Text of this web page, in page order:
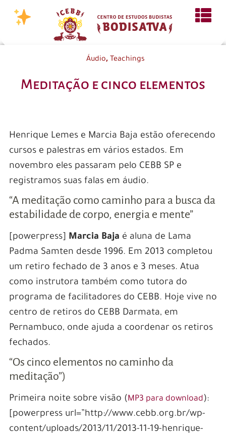
Áudio, Teachings
Meditação e cinco elementos
Henrique Lemes e Marcia Baja estão oferecendo
cursos e palestras em vários estados. Em
novembro eles passaram pelo CEBB SP e
registramos suas falas em áudio.
“A meditação como caminho para a busca da
estabilidade de corpo, energia e mente”
[powerpress] Marcia Baja é aluna de Lama
Padma Samten desde 1996. Em 2013 completou
um retiro fechado de 3 anos e 3 meses. Atua
como instrutora também como tutora do
programa de facilitadores do CEBB. Hoje vive no
centro de retiros do CEBB Darmata, em
Pernambuco, onde ajuda a coordenar os retiros
fechados.
“Os cinco elementos no caminho da
meditação”)
Primeira noite sobre visão (MP3 para download):
[powerpress url=”http://www.cebb.org.br/wp-
content/uploads/2013/11/2013-11-19-henrique-